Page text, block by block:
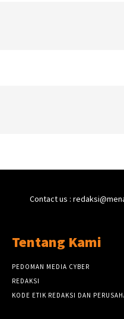
Contact us :
Tentang Kami
PEDOMAN MEDIA CYBER
REDAKSI
KODE ETIK REDAKSI DAN